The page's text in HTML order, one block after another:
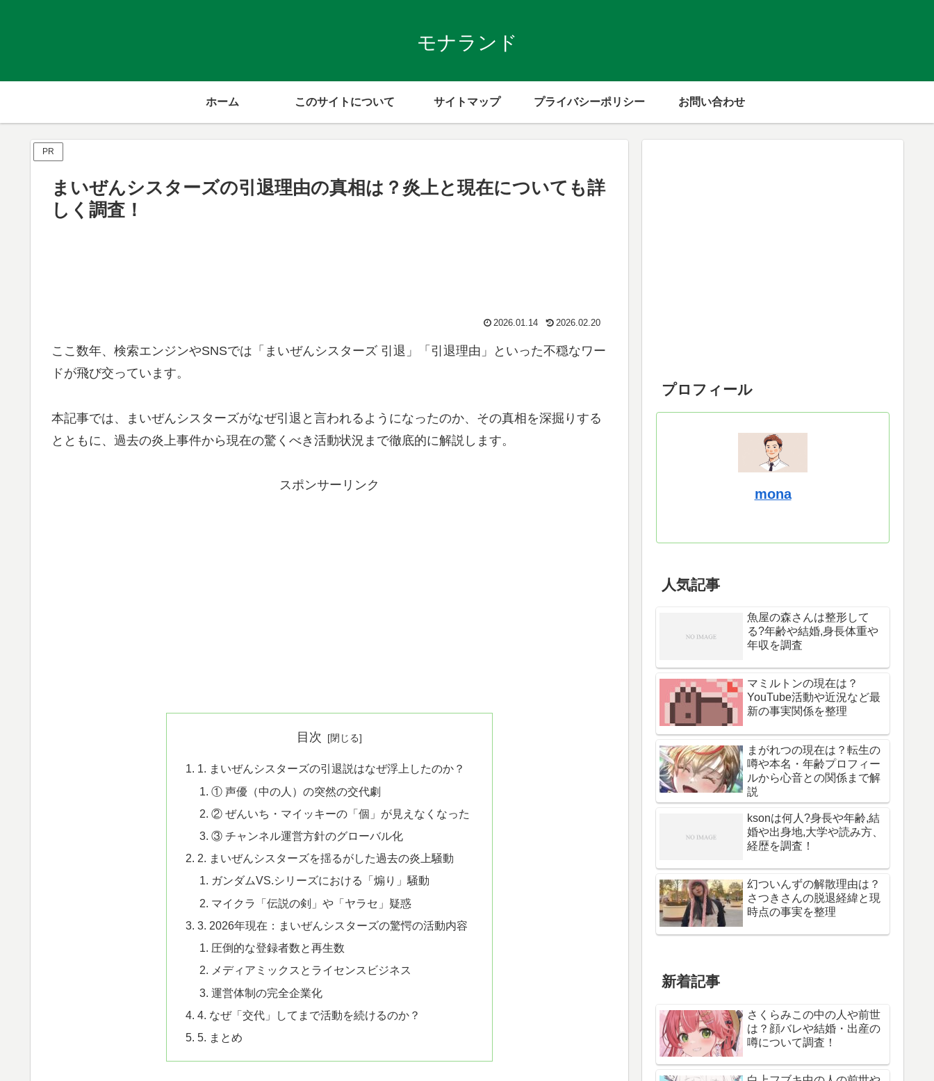
モナランド
ホーム このサイトについて サイトマップ プライバシーポリシー お問い合わせ
PR
まいぜんシスターズの引退理由の真相は？炎上と現在についても詳
しく調査！
2026.01.14 2026.02.20
ここ数年、検索エンジンやSNSでは「まいぜんシスターズ 引退」「引退理由」といった不穏なワー
ドが飛び交っています。
本記事では、まいぜんシスターズがなぜ引退と言われるようになったのか、その真相を深掘りする
とともに、過去の炎上事件から現在の驚くべき活動状況まで徹底的に解説します。
スポンサーリンク
目次
1. まいぜんシスターズの引退説はなぜ浮上したのか？
① 声優（中の人）の突然の交代劇
② ぜんいち・マイッキーの「個」が見えなくなった
③ チャンネル運営方針のグローバル化
2. まいぜんシスターズを揺るがした過去の炎上騒動
ガンダムVS.シリーズにおける「煽り」騒動
マイクラ「伝説の剣」や「ヤラセ」疑惑
3. 2026年現在：まいぜんシスターズの驚愕の活動内容
圧倒的な登録者数と再生数
メディアミックスとライセンスビジネス
運営体制の完全企業化
4. なぜ「交代」してまで活動を続けるのか？
5. まとめ
プロフィール
mona
人気記事
魚屋の森さんは整形して
る?年齢や結婚,身長体重や
年収を調査
マミルトンの現在は？
YouTube活動や近況など最
新の事実関係を整理
まがれつの現在は？転生の
噂や本名・年齢プロフィー
ルから心音との関係まで解
説
ksonは何人?身長や年齢,結
婚や出身地,大学や読み方、
経歴を調査！
幻ついんずの解散理由は？
さつきさんの脱退経緯と現
時点の事実を整理
新着記事
さくらみこの中の人や前世
は？顔バレや結婚・出産の
噂について調査！